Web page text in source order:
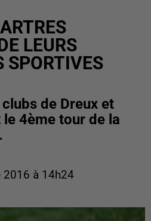
LEURS
SPORTIVES
de Dreux et
4ème tour de la
2016 à 14h24